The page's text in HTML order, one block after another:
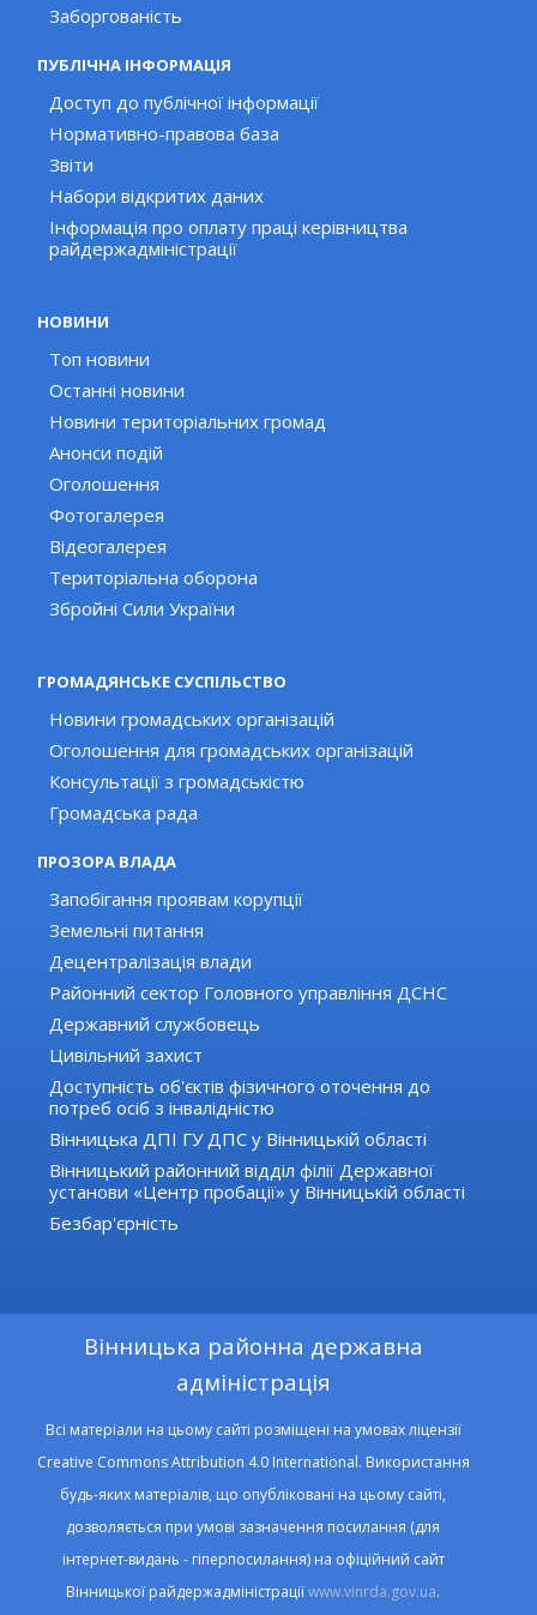
Заборгованість
ПУБЛІЧНА ІНФОРМАЦІЯ
Доступ до публічної інформації
Нормативно-правова база
Звіти
Набори відкритих даних
Інформація про оплату праці керівництва
райдержадміністрації
НОВИНИ
Топ новини
Останні новини
Новини територіальних громад
Анонси подій
Оголошення
Фотогалерея
Відеогалерея
Територіальна оборона
Збройні Сили України
ГРОМАДЯНСЬКЕ СУСПІЛЬСТВО
Новини громадських організацій
Оголошення для громадських організацій
Консультації з громадськістю
Громадська рада
ПРОЗОРА ВЛАДА
Запобігання проявам корупції
Земельні питання
Децентралізація влади
Районний сектор Головного управління ДСНС
Державний службовець
Цивільний захист
Доступність об'єктів фізичного оточення до
потреб осіб з інвалідністю
Вінницька ДПІ ГУ ДПС у Вінницькій області
Вінницький районний відділ філії Державної
установи «Центр пробації» у Вінницькій області
Безбар'єрність
Вінницька районна державна
адміністрація
Всі матеріали на цьому сайті розміщені на умовах ліцензії
Creative Commons Attribution 4.0 International. Використання
будь-яких матеріалів, що опубліковані на цьому сайті,
дозволяється при умові зазначення посилання (для
інтернет-видань - гіперпосилання) на офіційний сайт
Вінницької райдержадміністраціїwww.vinrda.gov.ua.